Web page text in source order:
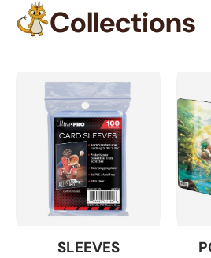
Collections
SLEEVES